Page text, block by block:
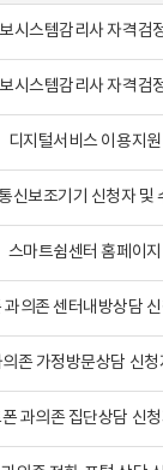
시스템감리사 자격검
시스템감리사 자격검
디지털서비스 이용지
신보조기기 신청자 및
스마트쉼센터 홈페이
과의존 센터내방상담
존 가정방문상담 신청
과의존 집단상담 신